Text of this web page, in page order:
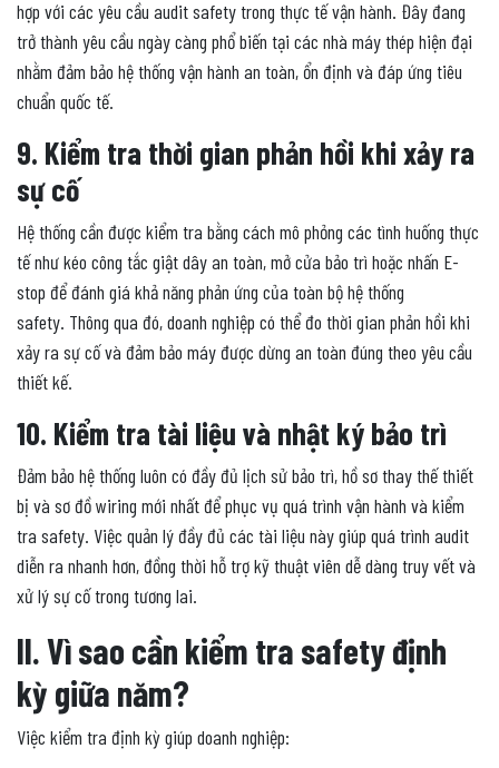
hợp với các yêu cầu audit safety trong thực tế vận hành. Đây đang
trở thành yêu cầu ngày càng phổ biến tại các nhà máy thép hiện đại
nhằm đảm bảo hệ thống vận hành an toàn, ổn định và đáp ứng tiêu
chuẩn quốc tế.
9. Kiểm tra thời gian phản hồi khi xảy ra
sự cố
Hệ thống cần được kiểm tra bằng cách mô phỏng các tình huống thực
tế như kéo công tắc giật dây an toàn, mở cửa bảo trì hoặc nhấn E-
stop để đánh giá khả năng phản ứng của toàn bộ hệ thống
safety. Thông qua đó, doanh nghiệp có thể đo thời gian phản hồi khi
xảy ra sự cố và đảm bảo máy được dừng an toàn đúng theo yêu cầu
thiết kế.
10. Kiểm tra tài liệu và nhật ký bảo trì
Đảm bảo hệ thống luôn có đầy đủ lịch sử bảo trì, hồ sơ thay thế thiết
bị và sơ đồ wiring mới nhất để phục vụ quá trình vận hành và kiểm
tra safety. Việc quản lý đầy đủ các tài liệu này giúp quá trình audit
diễn ra nhanh hơn, đồng thời hỗ trợ kỹ thuật viên dễ dàng truy vết và
xử lý sự cố trong tương lai.
II. Vì sao cần kiểm tra safety định
kỳ giữa năm?
Việc kiểm tra định kỳ giúp doanh nghiệp: